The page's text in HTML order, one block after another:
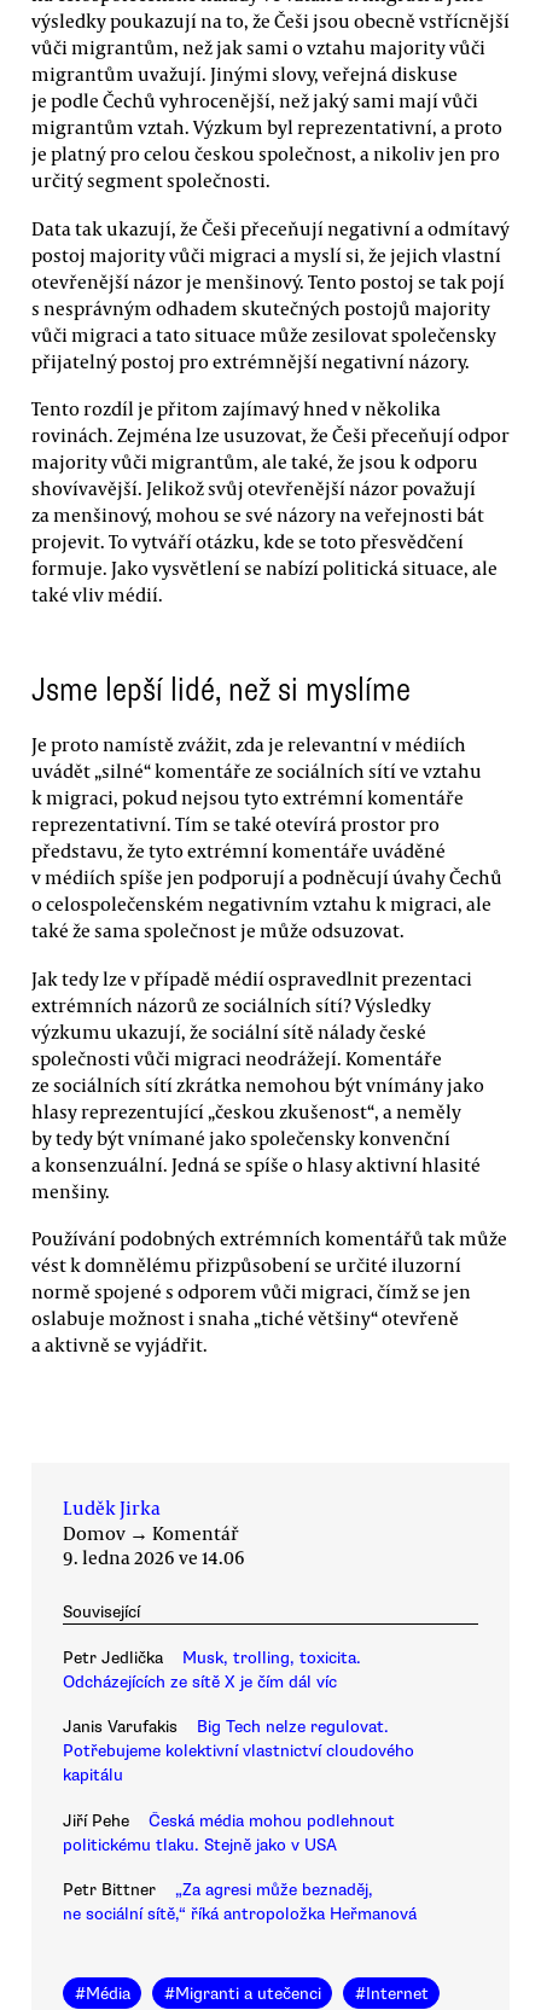
výsledky poukazují na to, že Češi jsou obecně vstřícnější
vůči migrantům, než jak sami o vztahu majority vůči
migrantům uvažují. Jinými slovy, veřejná diskuse
je podle Čechů vyhrocenější, než jaký sami mají vůči
migrantům vztah. Výzkum byl reprezentativní, a proto
je platný pro celou českou společnost, a nikoliv jen pro
určitý segment společnosti.
Data tak ukazují, že Češi přeceňují negativní a odmítavý
postoj majority vůči migraci a myslí si, že jejich vlastní
otevřenější názor je menšinový. Tento postoj se tak pojí
s nesprávným odhadem skutečných postojů majority
vůči migraci a tato situace může zesilovat společensky
přijatelný postoj pro extrémnější negativní názory.
Tento rozdíl je přitom zajímavý hned v několika
rovinách. Zejména lze usuzovat, že Češi přeceňují odpor
majority vůči migrantům, ale také, že jsou k odporu
shovívavější. Jelikož svůj otevřenější názor považují
za menšinový, mohou se své názory na veřejnosti bát
projevit. To vytváří otázku, kde se toto přesvědčení
formuje. Jako vysvětlení se nabízí politická situace, ale
také vliv médií.
Jsme lepší lidé, než si myslíme
Je proto namístě zvážit, zda je relevantní v médiích
uvádět „silné“ komentáře ze sociálních sítí ve vztahu
k migraci, pokud nejsou tyto extrémní komentáře
reprezentativní. Tím se také otevírá prostor pro
představu, že tyto extrémní komentáře uváděné
v médiích spíše jen podporují a podněcují úvahy Čechů
o celospolečenském negativním vztahu k migraci, ale
také že sama společnost je může odsuzovat.
Jak tedy lze v případě médií ospravedlnit prezentaci
extrémních názorů ze sociálních sítí? Výsledky
výzkumu ukazují, že sociální sítě nálady české
společnosti vůči migraci neodrážejí. Komentáře
ze sociálních sítí zkrátka nemohou být vnímány jako
hlasy reprezentující „českou zkušenost“, a neměly
by tedy být vnímané jako společensky konvenční
a konsenzuální. Jedná se spíše o hlasy aktivní hlasité
menšiny.
Používání podobných extrémních komentářů tak může
vést k domnělému přizpůsobení se určité iluzorní
normě spojené s odporem vůči migraci, čímž se jen
oslabuje možnost i snaha „tiché většiny“ otevřeně
a aktivně se vyjádřit.
Luděk Jirka
Domov → Komentář
9. ledna 2026 ve 14.06
Související
Petr Jedlička
Musk, trolling, toxicita.
Odcházejících ze sítě X je čím dál víc
Janis Varufakis
Big Tech nelze regulovat.
Potřebujeme kolektivní vlastnictví cloudového
kapitálu
Jiří Pehe
Česká média mohou podlehnout
politickému tlaku. Stejně jako v USA
Petr Bittner
„Za agresi může beznaděj,
ne sociální sítě,“ říká antropoložka Heřmanová
#Média #Migranti a utečenci #Internet